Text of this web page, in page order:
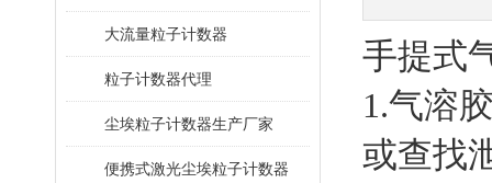
大流量粒子计数器
粒子计数器代理
尘埃粒子计数器生产厂家
便携式激光尘埃粒子计数器
手提式
1.气溶
或查找